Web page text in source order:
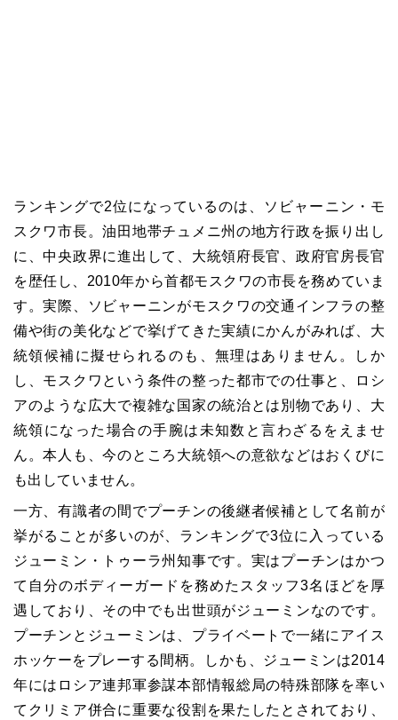
ランキングで2位になっているのは、ソビャーニン・モ
スクワ市長。油田地帯チュメニ州の地方行政を振り出し
に、中央政界に進出して、大統領府長官、政府官房長官
を歴任し、2010年から首都モスクワの市長を務めていま
す。実際、ソビャーニンがモスクワの交通インフラの整
備や街の美化などで挙げてきた実績にかんがみれば、大
統領候補に擬せられるのも、無理はありません。しか
し、モスクワという条件の整った都市での仕事と、ロシ
アのような広大で複雑な国家の統治とは別物であり、大
統領になった場合の手腕は未知数と言わざるをえませ
ん。本人も、今のところ大統領への意欲などはおくびに
も出していません。
一方、有識者の間でプーチンの後継者候補として名前が
挙がることが多いのが、ランキングで3位に入っている
ジューミン・トゥーラ州知事です。実はプーチンはかつ
て自分のボディーガードを務めたスタッフ3名ほどを厚
遇しており、その中でも出世頭がジューミンなのです。
プーチンとジューミンは、プライベートで一緒にアイス
ホッケーをプレーする間柄。しかも、ジューミンは2014
年にはロシア連邦軍参謀本部情報総局の特殊部隊を率い
てクリミア併合に重要な役割を果たしたとされており、